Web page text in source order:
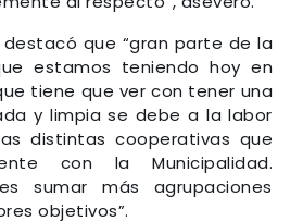
que “gran parte de la
estamos teniendo hoy en
tiene que ver con tener una
y limpia se debe a la labor
distintas cooperativas que
con la Municipalidad.
sumar más agrupaciones
objetivos”.